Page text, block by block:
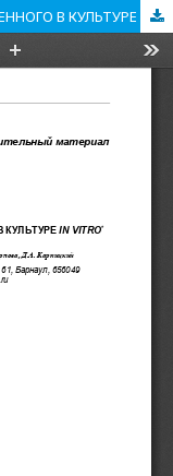
ФЛАВОНОИДЫ IRIS SIBIRICA L., ВЫРАЩЕННОГО В КУЛЬТУРЕ IN VITRO